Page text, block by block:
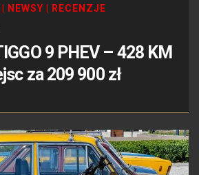
NEWSY
RECENZJE
9 PHEV – 428 KM
za 209 900 zł